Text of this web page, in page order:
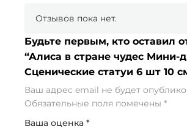
Отзывов пока нет.
Будьте первым, кто оставил
“Алиса в стране чудес Мини-
Сценические статуи 6 шт 10
Ваш адрес email не будет
Обязательные поля помечены *
Ваша оценка *